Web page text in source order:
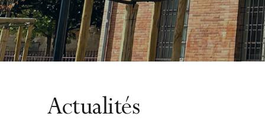
Actualités